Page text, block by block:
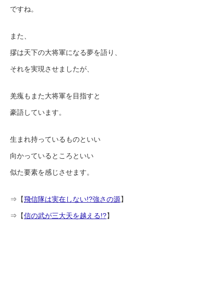
ですね。
また、
摎は天下の大将軍になる夢を語り、
それを実現させましたが、
羌瘣もまた大将軍を目指すと
豪語しています。
生まれ持っているものといい
向かっているところといい
似た要素を感じさせます。
⇒【飛信隊は実在しない!?強さの源】
⇒【信の武が三大天を越える!?】